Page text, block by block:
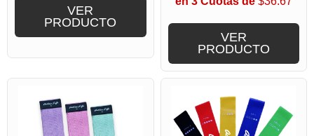
VER
PRODUCTO
VER
PRODUCTO